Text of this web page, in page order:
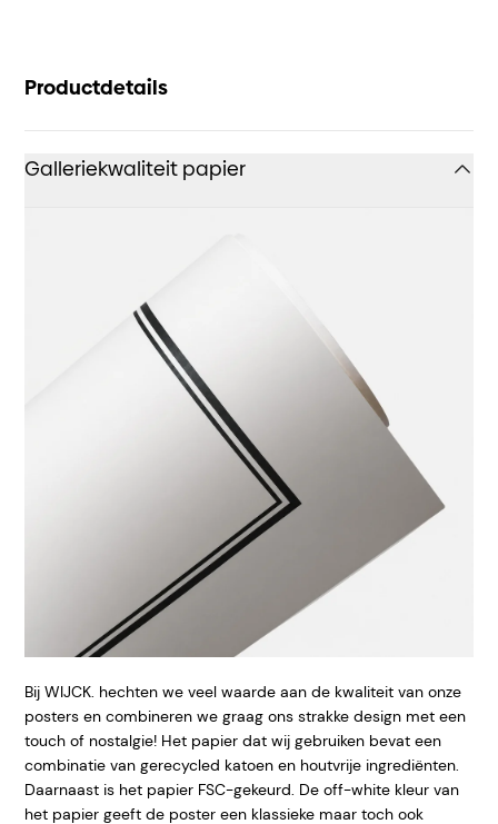
Productdetails
Galleriekwaliteit papier
Bij WIJCK. hechten we veel waarde aan de kwaliteit van onze
posters en combineren we graag ons strakke design met een
touch of nostalgie! Het papier dat wij gebruiken bevat een
combinatie van gerecycled katoen en houtvrije ingrediënten.
Daarnaast is het papier FSC-gekeurd. De off-white kleur van
het papier geeft de poster een klassieke maar toch ook